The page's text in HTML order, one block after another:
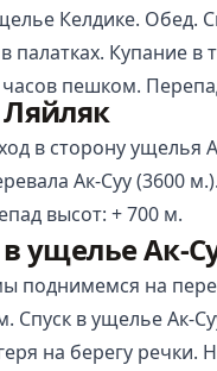
Келдике. Обед.
палатках. Купание
часов пешком.
в сторону ущелья
Ак-Суу (3600
высот: + 700 м.
ущелье Ак-
поднимемся на
Спуск в ущелье Ак-
на берегу речки.